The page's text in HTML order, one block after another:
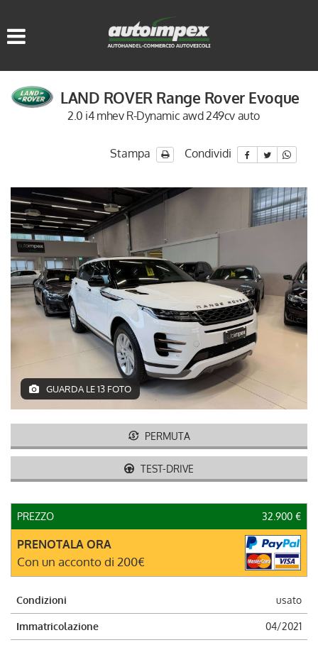
ACQUISTIAMO USATO
CONTATTI
LINGUA:
ITALIANO
DEUTSCH
LAND ROVER Range Rover Evoque
2.0 i4 mhev R-Dynamic awd 249cv auto
Stampa Condividi
GUARDA LE 13 FOTO
PERMUTA
TEST-DRIVE
PREZZO 32.900 €
PRENOTALA ORA
Con un acconto di 200€
Condizioni usato
Immatricolazione 04/2021